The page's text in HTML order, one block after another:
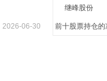
2026-06-30
继峰股份
前十股票持仓的